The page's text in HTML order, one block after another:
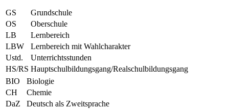
GS
Grundschule
OS
Oberschule
LB
Lernbereich
LBW
Lernbereich mit Wahlcharakter
Ustd.
Unterrichtsstunden
HS/RS Hauptschulbildungsgang/Realschulbildungsgang
BIO
Biologie
CH
Chemie
DaZ
Deutsch als Zweitsprache